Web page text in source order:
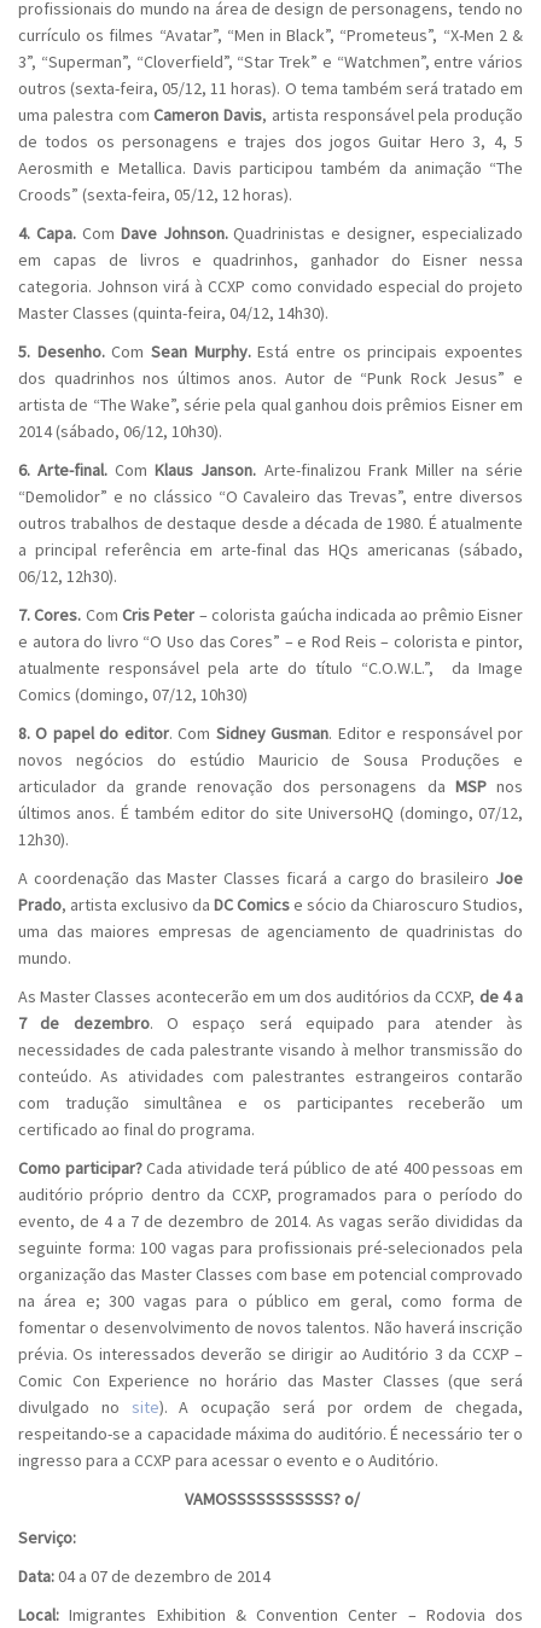
profissionais do mundo na área de design de personagens, tendo no
currículo os filmes “Avatar”, “Men in Black”, “Prometeus”, “X-Men 2 &
3”, “Superman”, “Cloverfield”, “Star Trek” e “Watchmen”, entre vários
outros (sexta-feira, 05/12, 11 horas). O tema também será tratado em
uma palestra comCameron Davis, artista responsável pela produção
de todos os personagens e trajes dos jogos Guitar Hero 3, 4, 5
Aerosmith e Metallica. Davis participou também da animação “The
Croods” (sexta-feira, 05/12, 12 horas).
4. Capa.Com Dave Johnson.Quadrinistas e designer, especializado
em capas de livros e quadrinhos, ganhador do Eisner nessa
categoria. Johnson virá à CCXP como convidado especial do projeto
Master Classes (quinta-feira, 04/12, 14h30).
5. Desenho.ComSean Murphy.Está entre os principais expoentes
dos quadrinhos nos últimos anos. Autor de “Punk Rock Jesus” e
artista de “The Wake”, série pela qual ganhou dois prêmios Eisner em
2014 (sábado, 06/12, 10h30).
6. Arte-final. ComKlaus Janson. Arte-finalizou Frank Miller na série
“Demolidor” e no clássico “O Cavaleiro das Trevas”, entre diversos
outros trabalhos de destaque desde a década de 1980. É atualmente
a principal referência em arte-final das HQs americanas (sábado,
06/12, 12h30).
7. Cores. ComCris Peter – colorista gaúcha indicada ao prêmio Eisner
e autora do livro “O Uso das Cores” – e Rod Reis – colorista e pintor,
atualmente responsável pela arte do título “C.O.W.L.”, da Image
Comics (domingo, 07/12, 10h30)
8. O papel do editor. Com Sidney Gusman. Editor e responsável por
novos negócios do estúdio Mauricio de Sousa Produções e
articulador da grande renovação dos personagens da MSPnos
últimos anos. É também editor do site UniversoHQ (domingo, 07/12,
12h30).
A coordenação das Master Classes ficará a cargo do brasileiro Joe
Prado, artista exclusivo da DC Comicse sócio da Chiaroscuro Studios,
uma das maiores empresas de agenciamento de quadrinistas do
mundo.
As Master Classes acontecerão em um dos auditórios da CCXP, de 4 a
7 de dezembro. O espaço será equipado para atender às
necessidades de cada palestrante visando à melhor transmissão do
conteúdo. As atividades com palestrantes estrangeiros contarão
com tradução simultânea e os participantes receberão um
certificado ao final do programa.
Como participar?Cada atividade terá público de até 400 pessoas em
auditório próprio dentro da CCXP, programados para o período do
evento, de 4 a 7 de dezembro de 2014. As vagas serão divididas da
seguinte forma: 100 vagas para profissionais pré-selecionados pela
organização das Master Classes com base em potencial comprovado
na área e; 300 vagas para o público em geral, como forma de
fomentar o desenvolvimento de novos talentos. Não haverá inscrição
prévia. Os interessados deverão se dirigir ao Auditório 3 da CCXP –
Comic Con Experience no horário das Master Classes (que será
divulgado no site). A ocupação será por ordem de chegada,
respeitando-se a capacidade máxima do auditório. É necessário ter o
ingresso para a CCXP para acessar o evento e o Auditório.
VAMOSSSSSSSSSSS? o/
Serviço:
Data:04 a 07 de dezembro de 2014
Local: Imigrantes Exhibition & Convention Center – Rodovia dos